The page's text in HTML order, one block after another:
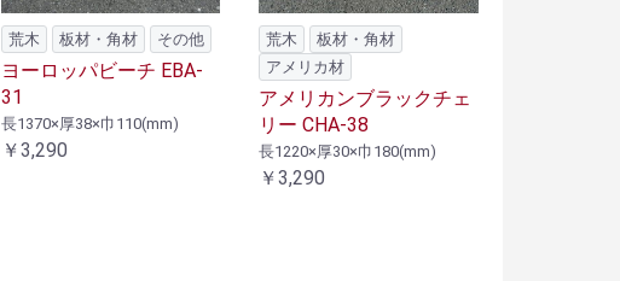
荒木 板材・角材 その他
ヨーロッパビーチ EBA-
31
長1370×厚38×巾110(mm)
￥3,290
荒木
板材・角材
アメリカ材
アメリカンブラックチェ
リー CHA-38
長1220×厚30×巾180(mm)
￥3,290